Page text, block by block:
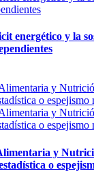
energético y la
y
o